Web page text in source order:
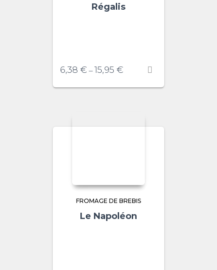
Régalis
6,38 € –15,95 €
FROMAGE DE BREBIS
Le Napoléon